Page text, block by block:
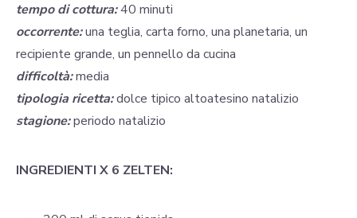
tempo di cottura:40 minuti
occorrente:una teglia, carta forno, una planetaria, un
recipiente grande, un pennello da cucina
difficoltà:media
tipologia ricetta:dolce tipico altoatesino natalizio
stagione:periodo natalizio
INGREDIENTI X 6 ZELTEN: